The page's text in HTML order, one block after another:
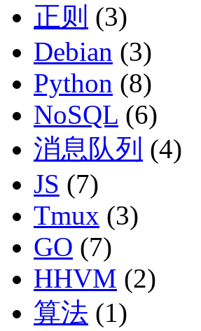
正则 (3)
Debian (3)
Python (8)
NoSQL (6)
消息队列 (4)
JS (7)
Tmux (3)
GO (7)
HHVM (2)
算法 (1)